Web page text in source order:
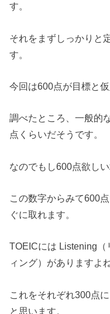
す。
それをまずしっかりと
す。
今回は600点が目標と
調べたところ、一般的
点くらいだそうです。
なのでもし600点欲し
この数字からみて600
ぐに取れます。
TOEICには Listening
ィング）がありますよ
これをそれぞれ300点
と思います。